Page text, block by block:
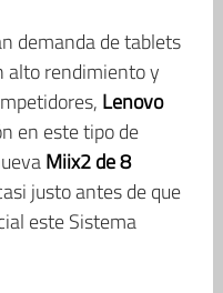
demanda de tablets
alto rendimiento y
Lenovo
en este tipo de
Miix2 de 8
justo antes de que
este Sistema